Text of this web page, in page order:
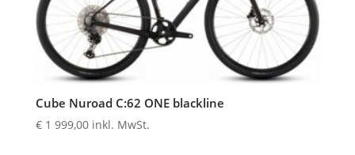
Cube Nuroad C:62 ONE blackline
€1 999,00 inkl. MwSt.